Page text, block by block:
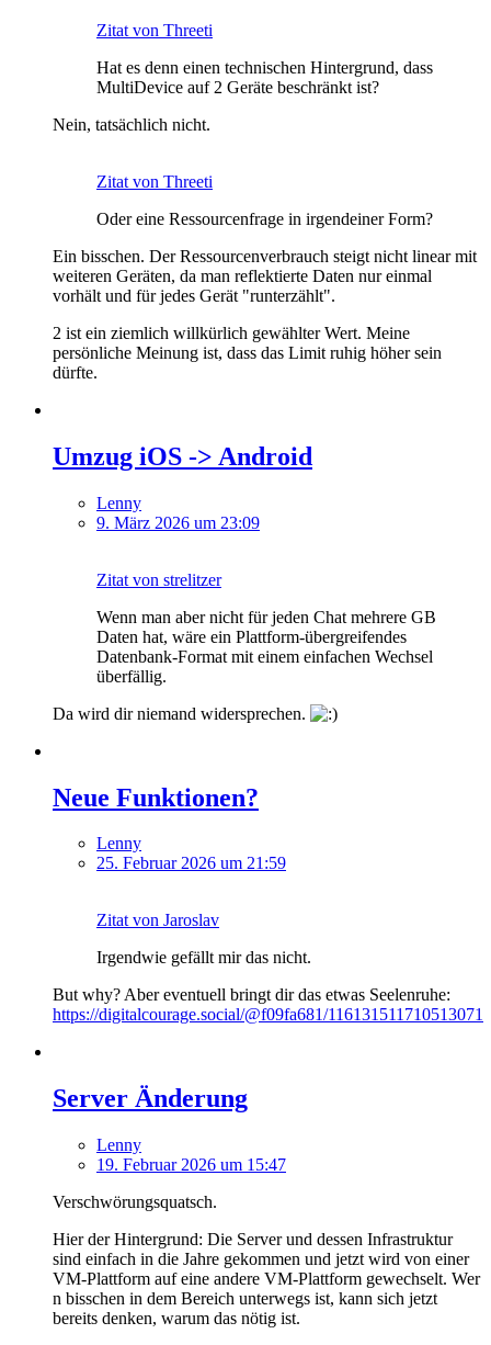
Zitat von Threeti
Hat es denn einen technischen Hintergrund, dass
MultiDevice auf 2 Geräte beschränkt ist?
Nein, tatsächlich nicht.
Zitat von Threeti
Oder eine Ressourcenfrage in irgendeiner Form?
Ein bisschen. Der Ressourcenverbrauch steigt nicht linear mit
weiteren Geräten, da man reflektierte Daten nur einmal
vorhält und für jedes Gerät "runterzählt".
2 ist ein ziemlich willkürlich gewählter Wert. Meine
persönliche Meinung ist, dass das Limit ruhig höher sein
dürfte.
Umzug iOS -> Android
Lenny
9. März 2026 um 23:09
Zitat von strelitzer
Wenn man aber nicht für jeden Chat mehrere GB
Daten hat, wäre ein Plattform-übergreifendes
Datenbank-Format mit einem einfachen Wechsel
überfällig.
Da wird dir niemand widersprechen.
Neue Funktionen?
Lenny
25. Februar 2026 um 21:59
Zitat von Jaroslav
Irgendwie gefällt mir das nicht.
But why? Aber eventuell bringt dir das etwas Seelenruhe:
https://digitalcourage.social/@f09fa681/116131511710513071
Server Änderung
Lenny
19. Februar 2026 um 15:47
Verschwörungsquatsch.
Hier der Hintergrund: Die Server und dessen Infrastruktur
sind einfach in die Jahre gekommen und jetzt wird von einer
VM-Plattform auf eine andere VM-Plattform gewechselt. Wer
n bisschen in dem Bereich unterwegs ist, kann sich jetzt
bereits denken, warum das nötig ist.